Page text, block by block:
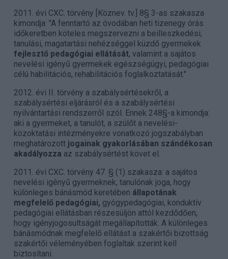
2011. évi CXC. törvény [Köznev. tv.] 8§ 3-as szakasza
kimondja: "A fenntartó az óvodában heti tizenegy órás
időkeretben köteles megszervezni a beilleszkedési,
tanulási, magatartási nehézséggel küzdő gyermekek
fejlesztő pedagógiai ellátását, valamint a sajátos
nevelési igényű gyermekek egészségügyi, pedagógiai
célú habilitációs, rehabilitációs foglalkoztatását."
2012. évi II. törvény a szabálysértésekről, a
szabálysértési eljárásról és a szabálysértési
nyilvántartási rendszerről szól. Ennek 248§-a kimondja:
aki a gyermeket, a tanulót, a szülőt a nevelési-
közoktatási intézményekre vonatkozó jogszabályban
meghatározott jogainak gyakorlásában szándékosan
akadályozza az szabálysértést követ el.
2011. évi CXC. törvény 47. § (1) szakasza: a sajátos
nevelési igényű gyermeknek, tanulónak joga, hogy
különleges bánásmód keretében állapotának
megfelelő pedagógiai, gyógypedagógiai, konduktív
pedagógiai ellátásban részesüljön attól kezdődően,
hogy igényjogosultságát megállapították. A különleges
bánásmódnak megfelelő ellátást a szakértői bizottság
szakértői véleményében foglaltak szerint kell
biztosítani.